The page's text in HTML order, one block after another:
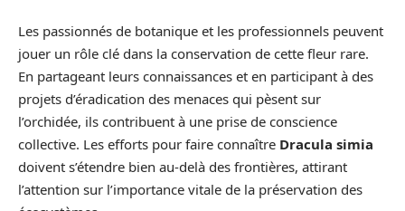
Les passionnés de botanique et les professionnels peuvent
jouer un rôle clé dans la conservation de cette fleur rare.
En partageant leurs connaissances et en participant à des
projets d’éradication des menaces qui pèsent sur
l’orchidée, ils contribuent à une prise de conscience
collective. Les efforts pour faire connaître Dracula simia
doivent s’étendre bien au-delà des frontières, attirant
l’attention sur l’importance vitale de la préservation des